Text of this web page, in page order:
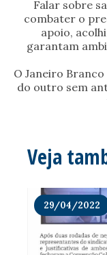
Falar sobre
combater o
apoio,
garantam
O Janeiro
do outro sem
Veja
29/04/2022